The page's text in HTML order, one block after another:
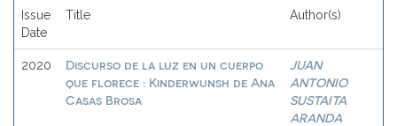
Issue
Date
Title Author(s)
2020
Discurso de la luz en un cuerpo
que florece : Kinderwunsh de Ana
Casas Brosa
JUAN
ANTONIO
SUSTAITA
ARANDA